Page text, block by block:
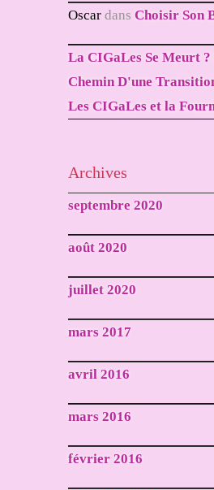
Oscardans Choisir Son
La CIGaLes Se Meurt ?
Chemin D'une
Les CIGaLes et la
Archives
septembre 2020
août 2020
juillet 2020
mars 2017
avril 2016
mars 2016
février 2016